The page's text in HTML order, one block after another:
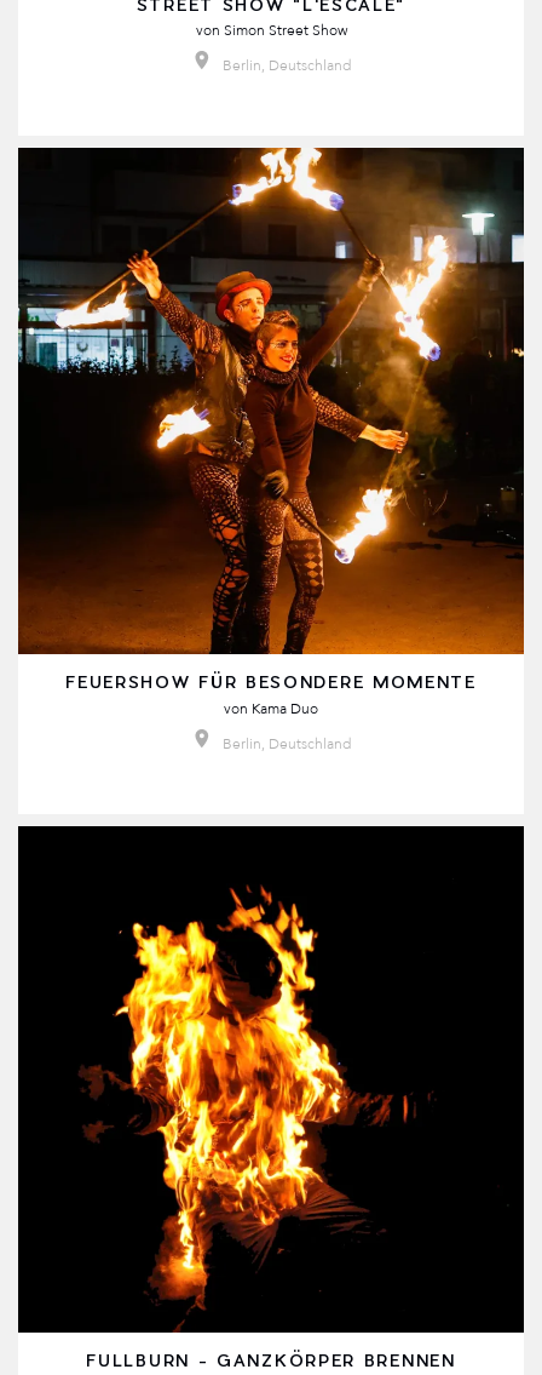
von Simon Street Show
Berlin, Deutschland
FEUERSHOW FÜR BESONDERE MOMENTE
von Kama Duo
Berlin, Deutschland
FULLBURN - GANZKÖRPER BRENNEN